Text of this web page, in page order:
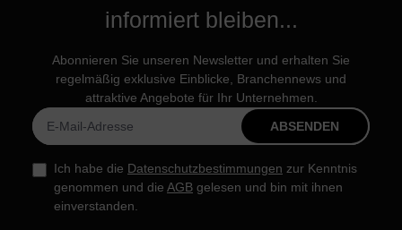
informiert bleiben...
Abonnieren Sie unseren Newsletter und erhalten Sie
regelmäßig exklusive Einblicke, Branchennews und
attraktive Angebote für Ihr Unternehmen.
ABSENDEN
Ich habe die Datenschutzbestimmungen zur Kenntnis
genommen und die AGB gelesen und bin mit ihnen
einverstanden.